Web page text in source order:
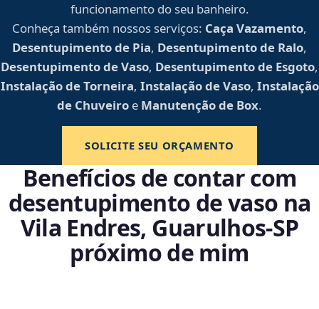
funcionamento do seu banheiro.
Conheça também nossos serviços: Caça Vazamento,
Desentupimento de Pia, Desentupimento de Ralo,
Desentupimento de Vaso, Desentupimento de Esgoto,
Instalação de Torneira, Instalação de Vaso, Instalação
de Chuveiro e Manutenção de Box.
SOLICITE SEU ORÇAMENTO
Benefícios de contar com
desentupimento de vaso na
Vila Endres, Guarulhos‑SP
próximo de mim